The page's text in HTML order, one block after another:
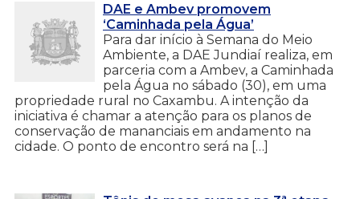
DAE e Ambev promovem
‘Caminhada pela Água’
Para dar início à Semana do Meio
Ambiente, a DAE Jundiaí realiza, em
parceria com a Ambev, a Caminhada
pela Água no sábado (30), em uma
propriedade rural no Caxambu. A intenção da
iniciativa é chamar a atenção para os planos de
conservação de mananciais em andamento na
cidade. O ponto de encontro será na […]